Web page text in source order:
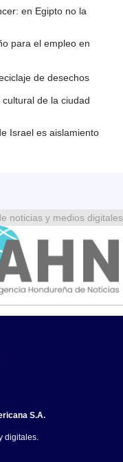
en Egipto no la
para el empleo en
de desechos
de la ciudad
Israel es aislamiento
noticias y medios digitales
S.A.
digitales.